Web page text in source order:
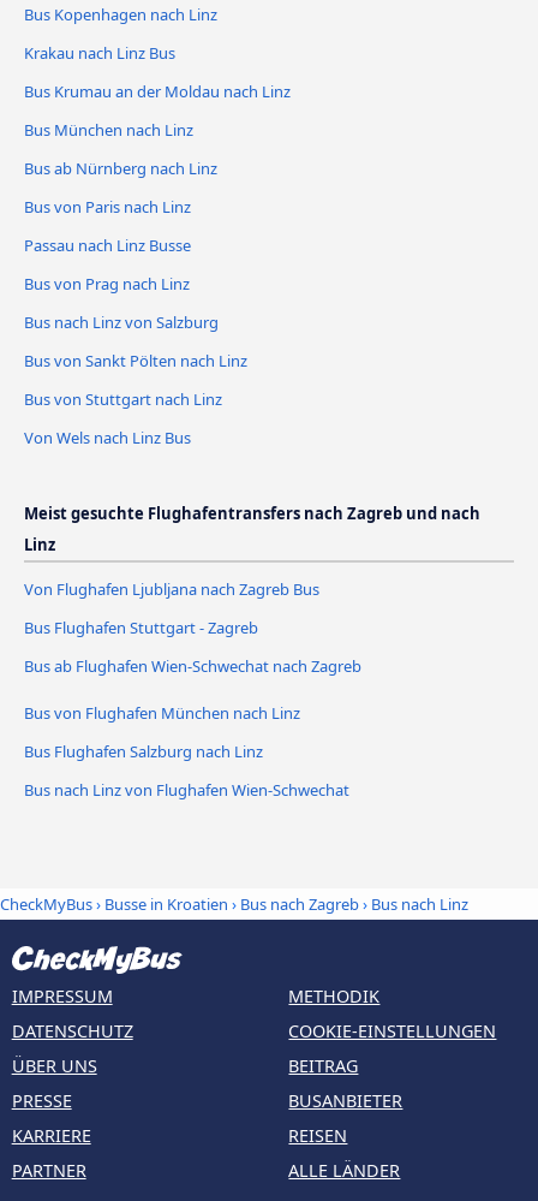
Bus Kopenhagen nach Linz
Krakau nach Linz Bus
Bus Krumau an der Moldau nach Linz
Bus München nach Linz
Bus ab Nürnberg nach Linz
Bus von Paris nach Linz
Passau nach Linz Busse
Bus von Prag nach Linz
Bus nach Linz von Salzburg
Bus von Sankt Pölten nach Linz
Bus von Stuttgart nach Linz
Von Wels nach Linz Bus
Meist gesuchte Flughafentransfers nach Zagreb und nach
Linz
Von Flughafen Ljubljana nach Zagreb Bus
Bus Flughafen Stuttgart - Zagreb
Bus ab Flughafen Wien-Schwechat nach Zagreb
Bus von Flughafen München nach Linz
Bus Flughafen Salzburg nach Linz
Bus nach Linz von Flughafen Wien-Schwechat
CheckMyBus› Busse in Kroatien › Bus nach Zagreb› Bus nach Linz
IMPRESSUM
DATENSCHUTZ
ÜBER UNS
PRESSE
KARRIERE
PARTNER
METHODIK
COOKIE-EINSTELLUNGEN
BEITRAG
BUSANBIETER
REISEN
ALLE LÄNDER